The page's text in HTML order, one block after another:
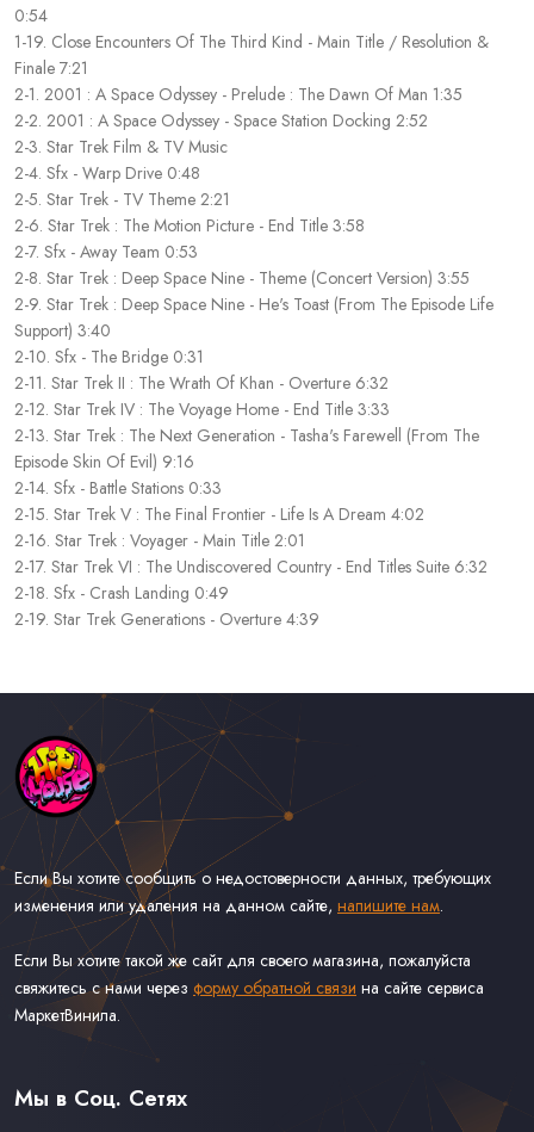
0:54
1-19. Close Encounters Of The Third Kind - Main Title / Resolution &
Finale 7:21
2-1. 2001 : A Space Odyssey - Prelude : The Dawn Of Man 1:35
2-2. 2001 : A Space Odyssey - Space Station Docking 2:52
2-3. Star Trek Film & TV Music
2-4. Sfx - Warp Drive 0:48
2-5. Star Trek - TV Theme 2:21
2-6. Star Trek : The Motion Picture - End Title 3:58
2-7. Sfx - Away Team 0:53
2-8. Star Trek : Deep Space Nine - Theme (Concert Version) 3:55
2-9. Star Trek : Deep Space Nine - He's Toast (From The Episode Life
Support) 3:40
2-10. Sfx - The Bridge 0:31
2-11. Star Trek II : The Wrath Of Khan - Overture 6:32
2-12. Star Trek IV : The Voyage Home - End Title 3:33
2-13. Star Trek : The Next Generation - Tasha's Farewell (From The
Episode Skin Of Evil) 9:16
2-14. Sfx - Battle Stations 0:33
2-15. Star Trek V : The Final Frontier - Life Is A Dream 4:02
2-16. Star Trek : Voyager - Main Title 2:01
2-17. Star Trek VI : The Undiscovered Country - End Titles Suite 6:32
2-18. Sfx - Crash Landing 0:49
2-19. Star Trek Generations - Overture 4:39
Если Вы хотите сообщить о недостоверности данных, требующих
изменения или удаления на данном сайте, напишите нам.
Если Вы хотите такой же сайт для своего магазина, пожалуйста
свяжитесь с нами через форму обратной связи на сайте сервиса
МаркетВинила.
Каталог Музыки на Виниле В Наличии
Доставка и Оплата
Мы в Соц. Сетях